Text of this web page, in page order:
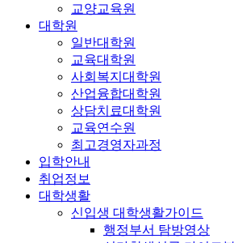
교양교육원
대학원
일반대학원
교육대학원
사회복지대학원
산업융합대학원
상담치료대학원
교육연수원
최고경영자과정
입학안내
취업정보
대학생활
신입생 대학생활가이드
행정부서 탐방영상